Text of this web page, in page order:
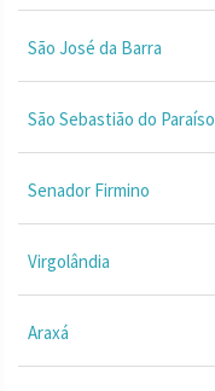
São José da Barra
São Sebastião do Paraíso
Senador Firmino
Virgolândia
Araxá